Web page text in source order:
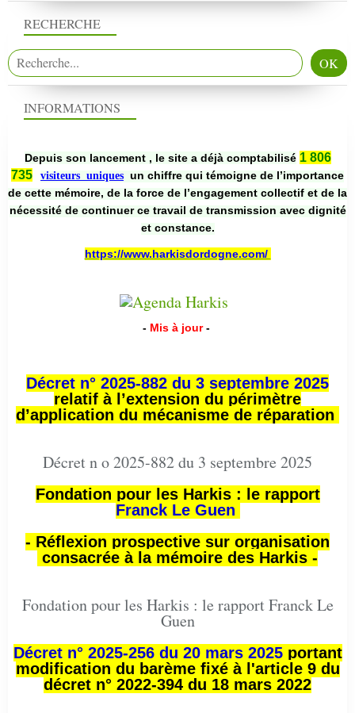
RECHERCHE
INFORMATIONS
Depuis son lancement , le site a déjà comptabilisé 1 806
735
visiteurs uniques un chiffre qui témoigne de l’importance
de cette mémoire, de la force de l’engagement collectif et de la
nécessité de continuer ce travail de transmission avec dignité
et constance.
https://www.harkisdordogne.com/
- Mis à jour -
Décret n° 2025-882 du 3 septembre 2025
relatif à l’extension du périmètre
d’application du mécanisme de réparation
Décret n o 2025-882 du 3 septembre 2025
Fondation pour les Harkis : le rapport
Franck Le Guen
- Réflexion prospective sur organisation
consacrée à la mémoire des Harkis -
Fondation pour les Harkis : le rapport Franck Le
Guen
Décret n° 2025-256 du 20 mars 2025portant
modification du barème fixé à l'article 9 du
décret n° 2022-394 du 18 mars 2022